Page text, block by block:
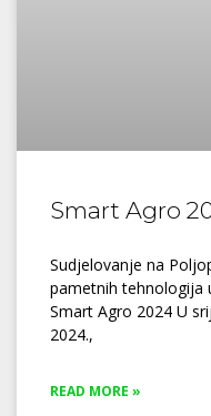
Smart Agro
Sudjelovanje na
pametnih tehnologija
Smart Agro 2024 U
2024.,
READ MORE »